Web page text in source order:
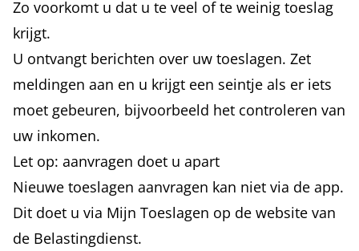
Zo voorkomt u dat u te veel of te weinig toeslag
krijgt.
U ontvangt berichten over uw toeslagen. Zet
meldingen aan en u krijgt een seintje als er iets
moet gebeuren, bijvoorbeeld het controleren van
uw inkomen.
Let op: aanvragen doet u apart
Nieuwe toeslagen aanvragen kan niet via de app.
Dit doet u via Mijn Toeslagen op de website van
de Belastingdienst.